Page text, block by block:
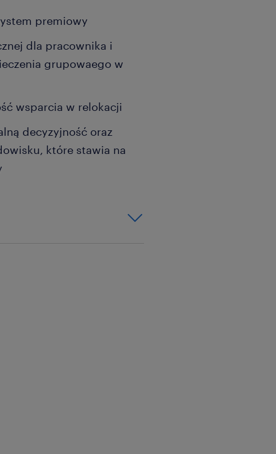
premiowy
dla pracownika i
grupowaego w
wsparcia w relokacji
decyzyjność oraz
które stawia na